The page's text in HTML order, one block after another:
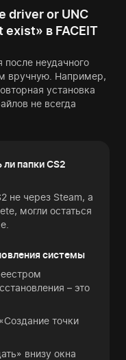
driver or UNC
в FACEIT
после неудачного
вручную. Например,
установка
не всегда
папки CS2
не через Steam, а
могли остаться
системы
– это
точки
внизу окна